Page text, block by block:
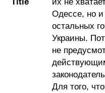
Одессе, но и
остальных
Украины.
не
Для того,